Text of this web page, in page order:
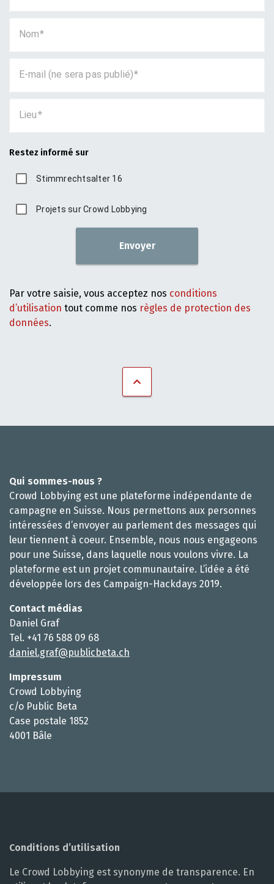
Nom
E-mail (ne sera pas publié)
Lieu
Restez informé sur
Stimmrechtsalter 16
Projets sur Crowd Lobbying
Envoyer
Par votre saisie, vous acceptez nos conditions
d’utilisation tout comme nos règles de protection des
données.
Qui sommes-nous ?
Crowd Lobbying est une plateforme indépendante de
campagne en Suisse. Nous permettons aux personnes
intéressées d’envoyer au parlement des messages qui
leur tiennent à coeur. Ensemble, nous nous engageons
pour une Suisse, dans laquelle nous voulons vivre. La
plateforme est un projet communautaire. L’idée a été
développée lors des Campaign-Hackdays 2019.
Contact médias
Daniel Graf
Tel. +41 76 588 09 68
daniel.graf@publicbeta.ch
Impressum
Crowd Lobbying
c/o Public Beta
Case postale 1852
4001 Bâle
Conditions d’utilisation
Le Crowd Lobbying est synonyme de transparence. En